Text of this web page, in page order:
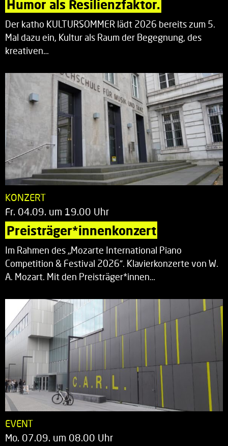
Humor als Resilienzfaktor.
Der katho KULTURSOMMER lädt 2026 bereits zum 5.
Mal dazu ein, Kultur als Raum der Begegnung, des
kreativen…
KONZERT
Fr. 04.09. um 19.00 Uhr
Preisträger*innenkonzert
Im Rahmen des „Mozarte International Piano
Competition & Festival 2026“. Klavierkonzerte von W.
A. Mozart. Mit den Preisträger*innen…
EVENT
Mo. 07.09. um 08.00 Uhr